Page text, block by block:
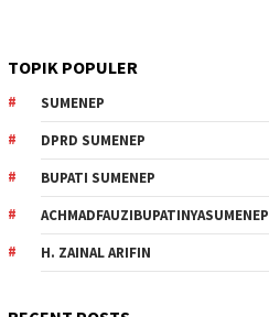
TOPIK POPULER
SUMENEP
DPRD SUMENEP
BUPATI SUMENEP
ACHMADFAUZIBUPATINYASUMENEP
H. ZAINAL ARIFIN